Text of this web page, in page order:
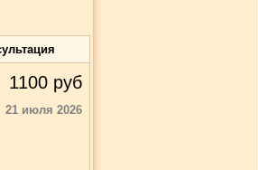
1100 руб
21 июля 2026